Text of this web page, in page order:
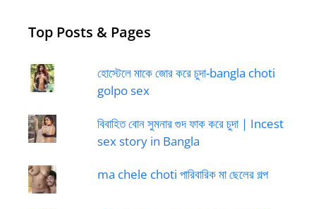
Top Posts & Pages
হোস্টেলে মাকে জোর করে চুদা-bangla choti
golpo sex
বিবাহিত বোন সুমনার গুদ ফাক করে চুদা | Incest
sex story in Bangla
ma chele choti পারিবারিক মা ছেলের গল্প